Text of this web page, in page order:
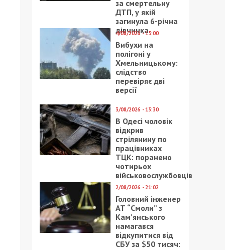
за смертельну
ДТП, у якій
загинула 6-річна
дівчинка
4/08/2026 - 15:00
Вибухи на
полігоні у
Хмельницькому:
слідство
перевіряє дві
версії
3/08/2026 - 13:30
В Одесі чоловік
відкрив
стрілянину по
працівниках
ТЦК: поранено
чотирьох
військовослужбовців
2/08/2026 - 21:02
Головний інженер
АТ “Смоли” з
Кам’янського
намагався
відкупитися від
СБУ за $50 тисяч: